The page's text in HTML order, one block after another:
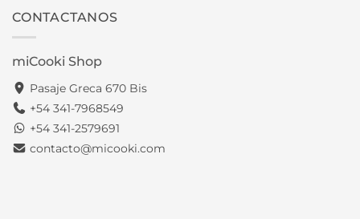
CONTACTANOS
miCooki Shop
Pasaje Greca 670 Bis
+54 341-7968549
+54 341-2579691
contacto@micooki.com